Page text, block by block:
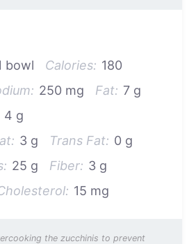
bowl Calories: 180
250 mg Fat: 7 g
4 g
3 g Trans Fat: 0 g
25 g Fiber: 3 g
15 mg
the zucchinis to prevent